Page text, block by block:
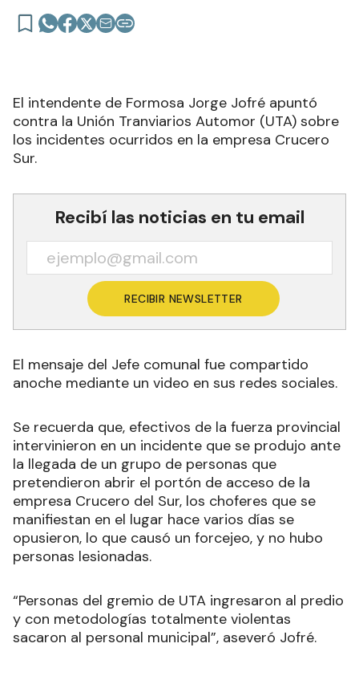
El intendente de Formosa Jorge Jofré apuntó
contra la Unión Tranviarios Automor (UTA) sobre
los incidentes ocurridos en la empresa Crucero
Sur.
Recibí las noticias en tu email
RECIBIR NEWSLETTER
El mensaje del Jefe comunal fue compartido
anoche mediante un video en sus redes sociales.
Se recuerda que, efectivos de la fuerza provincial
intervinieron en un incidente que se produjo ante
la llegada de un grupo de personas que
pretendieron abrir el portón de acceso de la
empresa Crucero del Sur, los choferes que se
manifiestan en el lugar hace varios días se
opusieron, lo que causó un forcejeo, y no hubo
personas lesionadas.
“Personas del gremio de UTA ingresaron al predio
y con metodologías totalmente violentas
sacaron al personal municipal”, aseveró Jofré.